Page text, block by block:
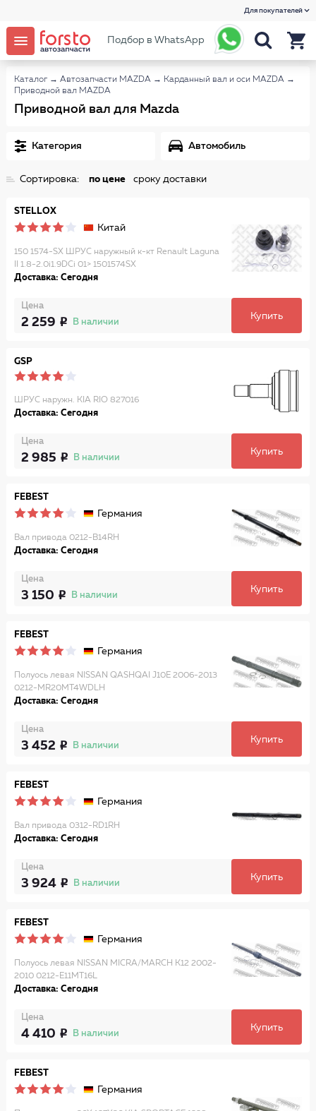
Для покупателей
Подбор в WhatsApp
Каталог → Автозапчасти MAZDA → Карданный вал и оси MAZDA →
Приводной вал MAZDA
Приводной вал для Mazda
Категория Автомобиль
Сортировка: по цене сроку доставки
STELLOX
Китай
150 1574-SX ШРУС наружный к-кт Renault Laguna
II 1.8-2.0i1.9DCi 01> 1501574SX
Доставка: Сегодня
Цена
2 259 В наличии
Купить
GSP
ШРУС наружн. KIA RIO 827016
Доставка: Сегодня
Цена
2 985 В наличии
Купить
FEBEST
Германия
Вал привода 0212-B14RH
Доставка: Сегодня
Цена
3 150 В наличии
Купить
FEBEST
Германия
Полуось левая NISSAN QASHQAI J10E 2006-2013
0212-MR20MT4WDLH
Доставка: Сегодня
Цена
3 452 В наличии
Купить
FEBEST
Германия
Вал привода 0312-RD1RH
Доставка: Сегодня
Цена
3 924 В наличии
Купить
FEBEST
Германия
Полуось левая NISSAN MICRA/MARCH K12 2002-
2010 0212-E11MT16L
Доставка: Сегодня
Цена
4 410 В наличии
Купить
FEBEST
Германия